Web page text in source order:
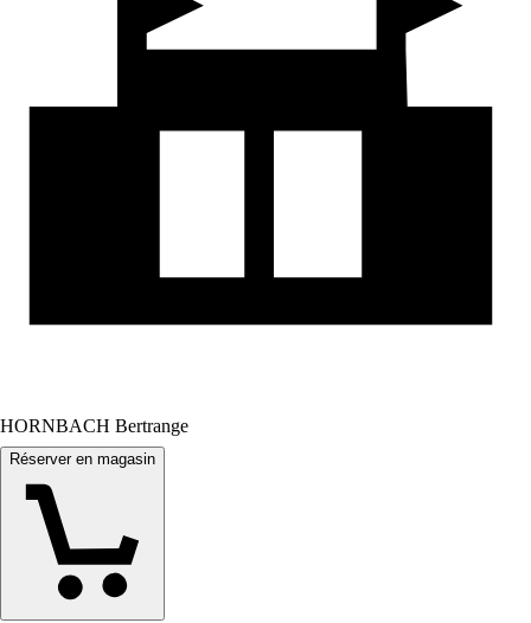
HORNBACH Bertrange
Réserver en magasin